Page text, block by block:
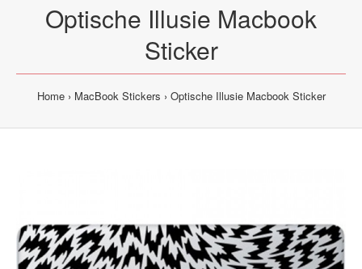
Optische Illusie Macbook
Sticker
Home MacBook Stickers Optische Illusie Macbook Sticker